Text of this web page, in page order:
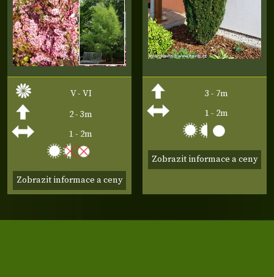
V - VI
2 - 3m
1 - 2m
Zobrazit informace a ceny
3 - 7m
1 - 2m
Zobrazit informace a ceny